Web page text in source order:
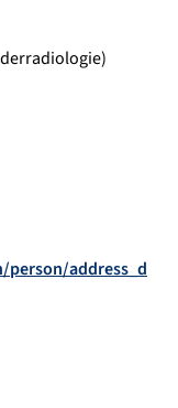
address_d